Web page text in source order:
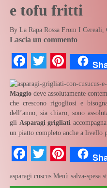
e tofu fritti
By La Rapa Rossa From I Cereali
Lascia un commento
Facebook
Twitter
Maggio deve assolutamente
che crescono rigogliosi e
dell’anno, sia chiaro, sono
gli Asparagi grigliati
un piatto completo anche a livello
Facebook
Twitter
asparagi cuscus Menù salva-spesa